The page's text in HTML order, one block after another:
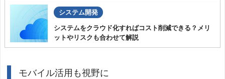
システム開発
システムをクラウド化すればコスト削減できる？メリ
ットやリスクも合わせて解説
モバイル活用も視野に